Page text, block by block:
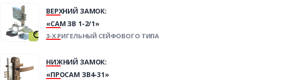
ВЕРХНИЙ ЗАМОК:
«САМ ЗВ 1-2/1»
3-Х РИГЕЛЬНЫЙ СЕЙФОВОГО ТИПА
НИЖНИЙ ЗАМОК:
«ПРОСАМ ЗВ4-31»